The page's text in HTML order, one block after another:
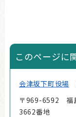
このページに
会津坂下町役場
〒969-6592 福
3662番地